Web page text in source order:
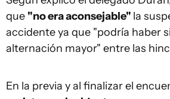
que "no era aconsejable" la
accidente ya que "podría haber
alternación mayor" entre las
En la previa y al finalizar el